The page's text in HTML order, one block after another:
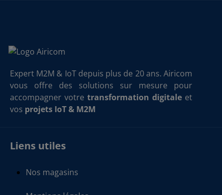
Expert M2M & IoT depuis plus de 20 ans. Airicom
vous offre des solutions sur mesure pour
accompagner votre transformation digitale et
vos projets IoT & M2M
Liens utiles
Nos magasins